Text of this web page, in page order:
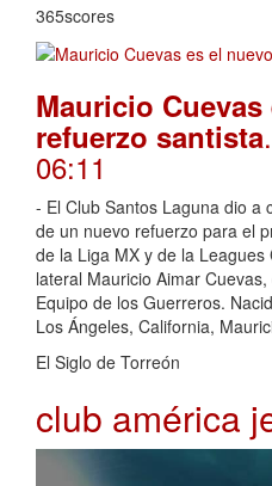
365scores
Mauricio
refuerzo santista
06:11
- El Club Santos Laguna dio a
de un nuevo refuerzo para el
de la Liga MX y de la
lateral Mauricio Aimar
Equipo de los Guerreros.
Los Ángeles, California,
El Siglo de Torreón
club américa